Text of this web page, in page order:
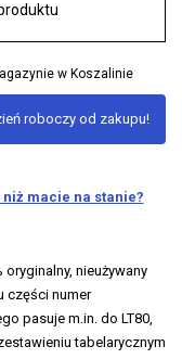
w Koszalinie
roboczy od zakupu!
macie na stanie?
nieużywany
części numer
pasuje m.in. do LT80,
tabelarycznym